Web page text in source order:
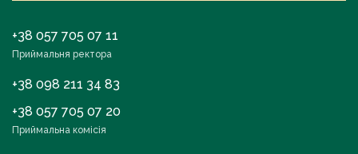
+38 057 705 07 11
Приймальня ректора
+38 098 211 34 83
+38 057 705 07 20
Приймальна комісія